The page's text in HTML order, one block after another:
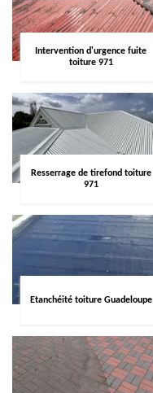
Intervention d'urgence fuite
toiture 971
Resserrage de tirefond toiture
971
Etanchéité toiture Guadeloupe